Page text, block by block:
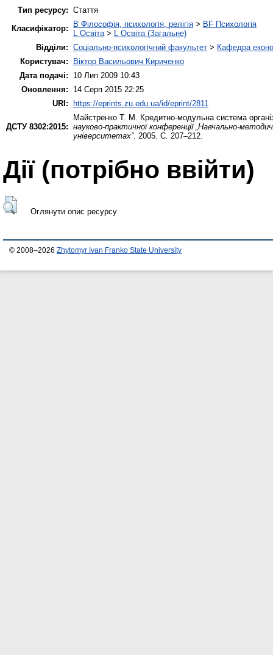
Тип ресурсу: Стаття
Класифікатор:
B Філософія, психологія, релігія > BF Психологія
L Освіта> L Освіта (Загальне)
Відділи: Соціально-психологічний факультет > Кафедра
Користувач:
Віктор Васильович Кириченко
Дата подачі:
10 Лип 2009 10:43
Оновлення:
14 Серп 2015 22:25
URI:
https://eprints.zu.edu.ua/id/eprint/2811
ДСТУ 8302:2015:
Майстренко Т. М. Кредитно-модульна система
науково-практичної конференції „Навчально-
університетах”. 2005. С. 207–212.
Дії ​​(потрібно ввійти)
Оглянути опис ресурсу
© 2008–2026 Zhytomyr Ivan Franko State University